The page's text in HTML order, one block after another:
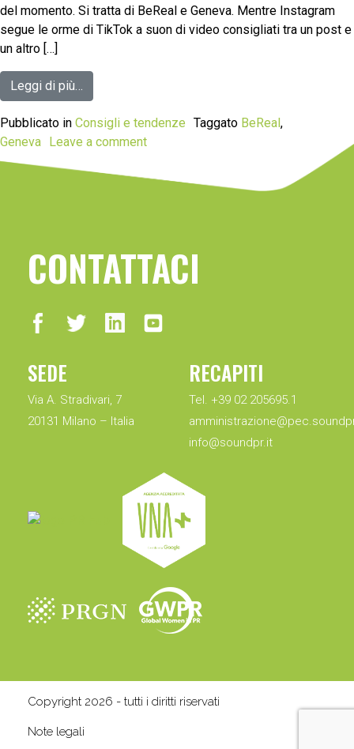
del momento. Si tratta di BeReal e Geneva. Mentre Instagram
segue le orme di TikTok a suon di video consigliati tra un post e
un altro […]
Leggi di più…
Pubblicato in Consigli e tendenze Taggato BeReal,
Geneva Leave a comment
CONTATTACI
SEDE
Via A. Stradivari, 7
20131 Milano – Italia
RECAPITI
Tel. +39 02 205695.1
info@soundpr.it
Copyright 2026 - tutti i diritti riservati
Note legali